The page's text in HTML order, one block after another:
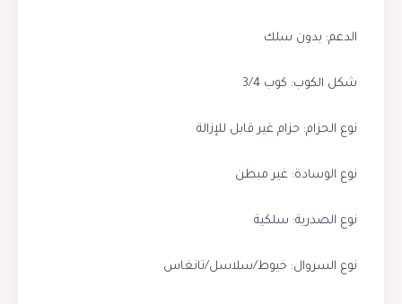
الدعم: بدون سلك
شكل الكوب: كوب 3/4
نوع الحزام: حزام غير قابل للإزالة
نوع الوسادة: غير مبطن
نوع الصدرية: سلكية
نوع السروال: خيوط/سلاسل/تانغاس